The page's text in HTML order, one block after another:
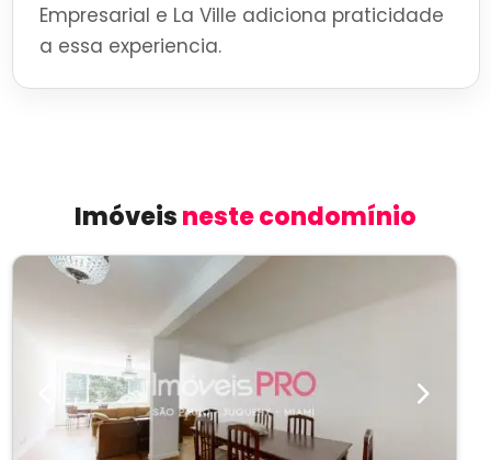
Empresarial e La Ville adiciona praticidade
a essa experiencia.
Imóveisneste condomínio
Previous Next